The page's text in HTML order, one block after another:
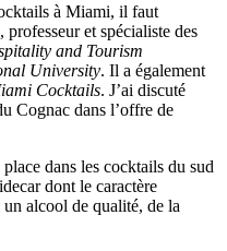
à Miami, il faut
, professeur et spécialiste des
and Tourism
University. Il a également
Cocktails. J’ai discuté
Cognac dans l’offre de
dans les cocktails du sud
dont le caractère
alcool de qualité, de la